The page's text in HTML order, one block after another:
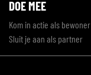
DOE MEE
Kom in actie als bewoner
Sluit je aan als partner